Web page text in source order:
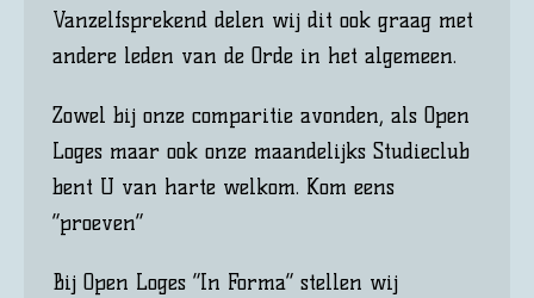
Vanzelfsprekend delen wij dit ook graag met
andere leden van de Orde in het algemeen.
Zowel bij onze comparitie avonden, als Open
Loges maar ook onze maandelijks Studieclub
bent U van harte welkom. Kom eens
“proeven”
Bij Open Loges “In Forma” stellen wij